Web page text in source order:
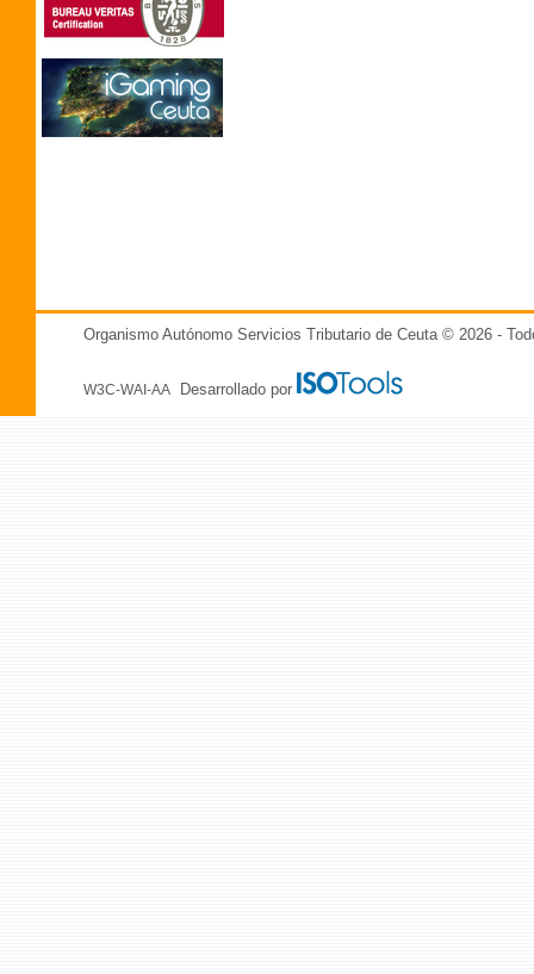
Organismo Autónomo Servicios Tributario de Ceuta © 2026 -
W3C-WAI-AA Desarrollado por